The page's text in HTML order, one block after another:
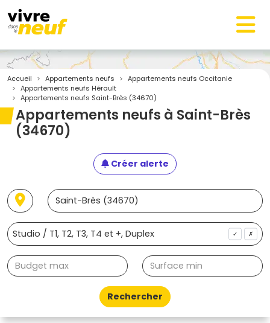
Accueil Appartements neufs
Appartements neufs Occitanie
Appartements neufs Hérault
Appartements neufs Saint-Brès (34670)
Appartements neufs à Saint-Brès
(34670)
Créer alerte
✓ ✗
Rechercher